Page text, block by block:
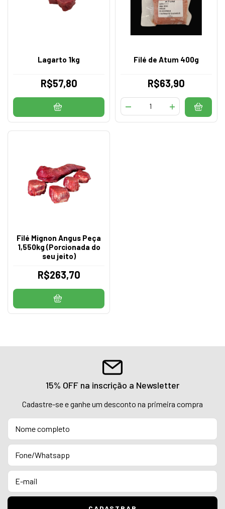
Lagarto 1kg
R$57,80
Filé de Atum 400g
R$63,90
Filé Mignon Angus Peça
1,550kg (Porcionada do
seu jeito)
R$263,70
15% OFF na inscrição a Newsletter
Cadastre-se e ganhe um desconto na primeira compra